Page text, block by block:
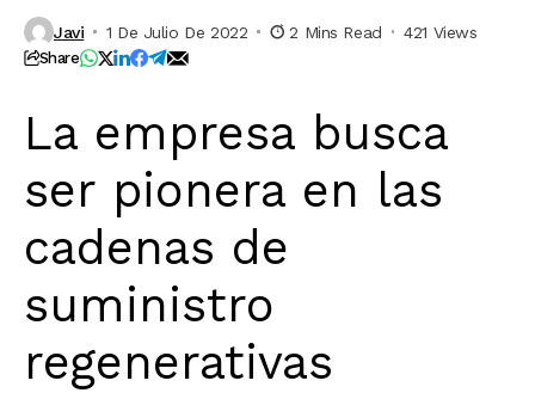
Javi 1 De Julio De 2022 2 Mins Read 421 Views
Share
La empresa busca
ser pionera en las
cadenas de
suministro
regenerativas